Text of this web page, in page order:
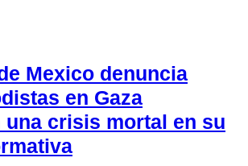
Mexico denuncia
en Gaza
una crisis mortal en su